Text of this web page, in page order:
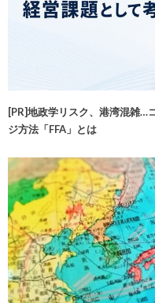
[PR]地政学リスク、港湾混雑…
ジ方法「FFA」とは